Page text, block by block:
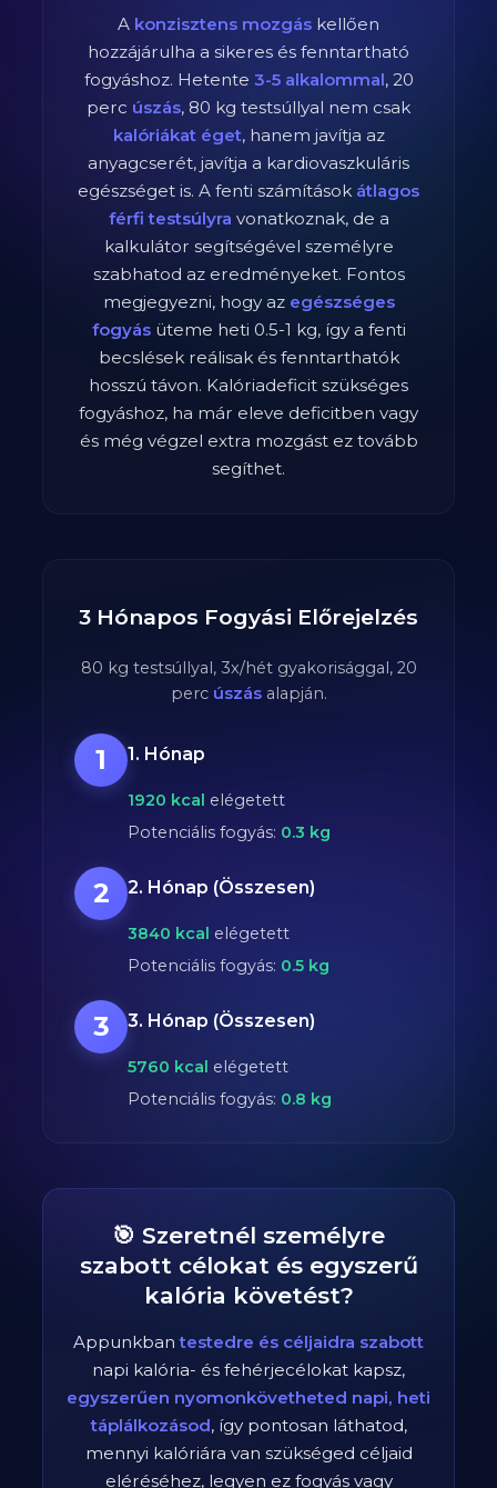
A konzisztens mozgás kellően
hozzájárulha a sikeres és fenntartható
fogyáshoz. Hetente 3-5 alkalommal, 20
perc úszás, 80 kg testsúllyal nem csak
kalóriákat éget, hanem javítja az
anyagcserét, javítja a kardiovaszkuláris
egészséget is. A fenti számítások átlagos
férfi testsúlyra vonatkoznak, de a
kalkulátor segítségével személyre
szabhatod az eredményeket. Fontos
megjegyezni, hogy az egészséges
fogyásüteme heti 0.5-1 kg, így a fenti
becslések reálisak és fenntarthatók
hosszú távon. Kalóriadeficit szükséges
fogyáshoz, ha már eleve deficitben vagy
és még végzel extra mozgást ez tovább
segíthet.
3 Hónapos Fogyási Előrejelzés
80 kg testsúllyal, 3x/hét gyakorisággal, 20
perc úszásalapján.
1 1. Hónap
1920 kcal elégetett
Potenciális fogyás: 0.3 kg
2 2. Hónap (Összesen)
3840 kcal elégetett
Potenciális fogyás: 0.5 kg
3 3. Hónap (Összesen)
5760 kcal elégetett
Potenciális fogyás: 0.8 kg
🎯 Szeretnél személyre
szabott célokat és egyszerű
kalória követést?
Appunkbantestedre és céljaidra szabott
napi kalória- és fehérjecélokat kapsz,
egyszerűen nyomonkövetheted napi, heti
táplálkozásod, így pontosan láthatod,
mennyi kalóriára van szükséged céljaid
eléréséhez, legyen ez fogyás vagy